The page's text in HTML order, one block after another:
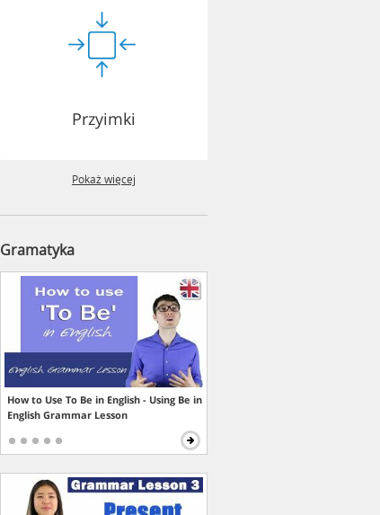
Przyimki
Pokaż więcej
Gramatyka
How to Use To Be in English - Using Be in
English Grammar Lesson